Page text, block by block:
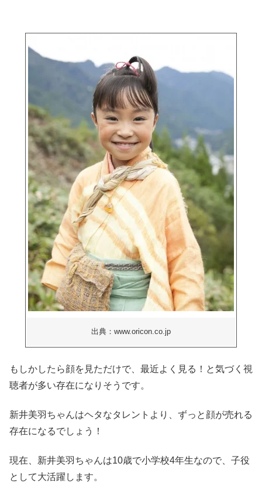
出典：www.oricon.co.jp
もしかしたら顔を見ただけで、最近よく見る！と気づく視
聴者が多い存在になりそうです。
新井美羽ちゃんはヘタなタレントより、ずっと顔が売れる
存在になるでしょう！
現在、新井美羽ちゃんは10歳で小学校4年生なので、子役
として大活躍します。